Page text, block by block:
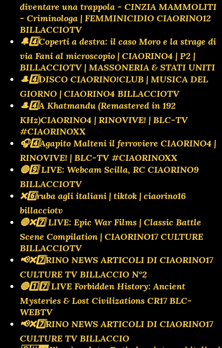
diventare una trappola - CINZIA MAMMOLITI
- Criminologa | FEMMINICIDIO CIAORINO12
BILLACCIOTV
🔔4️⃣Coperti a destra: il caso Moro e la strage di
via Fani al microscopio | CIAORINO4 | P2 |
BILLACCIOTV | MASSONERIA & STATI UNITI
🎩4️⃣DISCO CIAORINO!CLUB | MUSICA DEL
GIORNO | CIAORINO4 BILLACCIOTV
🎩4️⃣A Khatmandu (Remastered in 192
KHz)CIAORINO4 | RINOVIVE! | BLC-TV
#CIAORINOXX
🎧4️⃣Agapito Malteni il ferroviere CIAORINO4 |
RINOVIVE! | BLC-TV #CIAORINOXX
🔴9️⃣ LIVE: Webcam Scilla, RC CIAORINO9
BILLACCIOTV
❌️6️⃣ruba agli italiani | tiktok | ciaorino16
billacciotv
🔴❌️7️⃣ LIVE: Epic War Films | Classic Battle
Scene Compilation | CIAORINO17 CULTURE
BILLACCIOTV
📢❌️7️⃣RINO NEWS ARTICOLI DI CIAORINO17
CULTURE TV BILLACCIO N°2
🔴1️⃣7️⃣ LIVE Forbidden History: Ancient
Mysteries & Lost Civilizations CR17 BLC-
WEBTV
📢❌️7️⃣RINO NEWS ARTICOLI DI CIAORINO17
CULTURE TV BILLACCIO